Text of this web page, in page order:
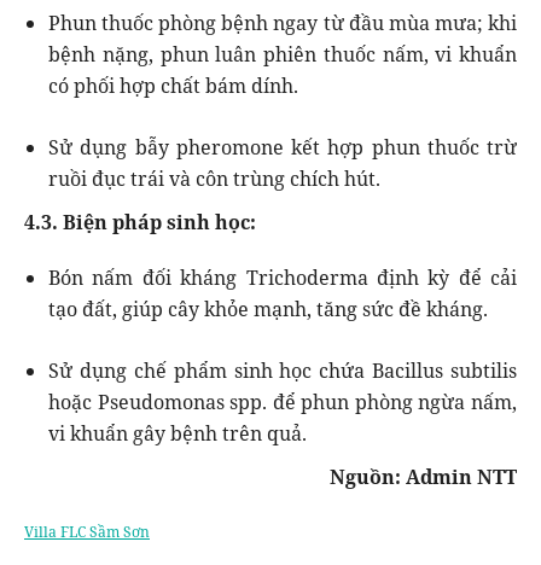
Phun thuốc phòng bệnh ngay từ đầu mùa mưa; khi
bệnh nặng, phun luân phiên thuốc nấm, vi khuẩn
có phối hợp chất bám dính.
Sử dụng bẫy pheromone kết hợp phun thuốc trừ
ruồi đục trái và côn trùng chích hút.
4.3. Biện pháp sinh học:
Bón nấm đối kháng Trichoderma định kỳ để cải
tạo đất, giúp cây khỏe mạnh, tăng sức đề kháng.
Sử dụng chế phẩm sinh học chứa Bacillus subtilis
hoặc Pseudomonas spp. để phun phòng ngừa nấm,
vi khuẩn gây bệnh trên quả.
Nguồn: Admin NTT
Villa FLC Sầm Sơn